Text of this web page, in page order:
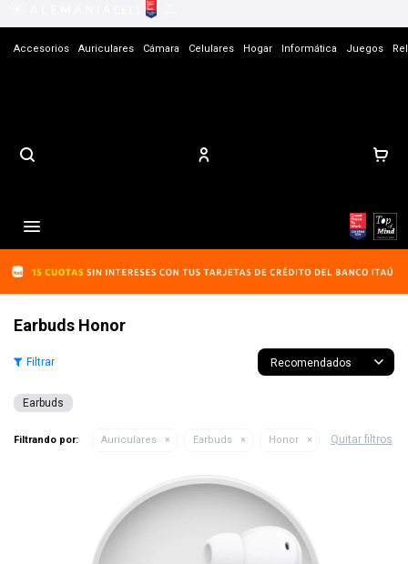
Accesorios Auriculares Cámara Celulares Hogar Informática Juegos

Earbuds Honor
Recomendados
Earbuds
Filtrando por: Auriculares Earbuds Honor Quitar filtros